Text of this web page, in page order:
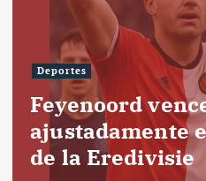
Deportes
Feyenoord
ajustadamente
de la Eredivisie